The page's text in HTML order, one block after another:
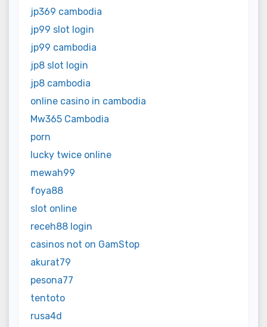
jp369 cambodia
jp99 slot login
jp99 cambodia
jp8 slot login
jp8 cambodia
online casino in cambodia
Mw365 Cambodia
porn
lucky twice online
mewah99
foya88
slot online
receh88 login
casinos not on GamStop
akurat79
pesona77
tentoto
rusa4d